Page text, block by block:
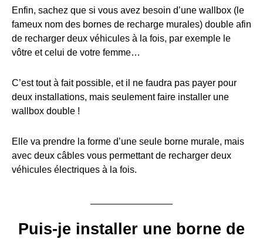
Enfin, sachez que si vous avez besoin d’une wallbox (le
fameux nom des bornes de recharge murales) double afin
de recharger deux véhicules à la fois, par exemple le
vôtre et celui de votre femme…
C’est tout à fait possible, et il ne faudra pas payer pour
deux installations, mais seulement faire installer une
wallbox double !
Elle va prendre la forme d’une seule borne murale, mais
avec deux câbles vous permettant de recharger deux
véhicules électriques à la fois.
Puis-je installer une borne de